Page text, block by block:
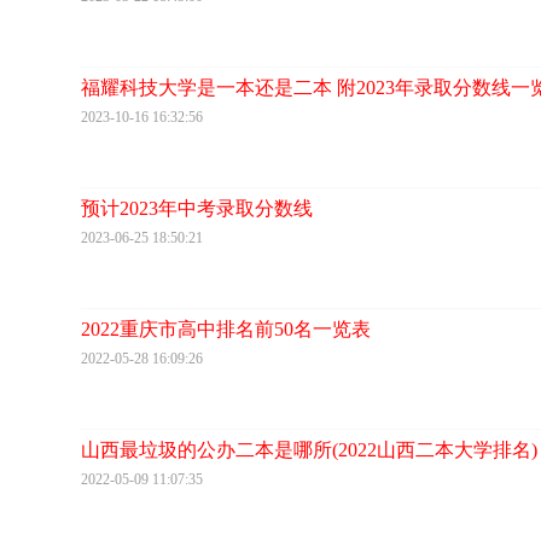
福耀科技大学是一本还是二本 附2023年录取分数线一
2023-10-16 16:32:56
预计2023年中考录取分数线
2023-06-25 18:50:21
2022重庆市高中排名前50名一览表
2022-05-28 16:09:26
山西最垃圾的公办二本是哪所(2022山西二本大学排名)
2022-05-09 11:07:35